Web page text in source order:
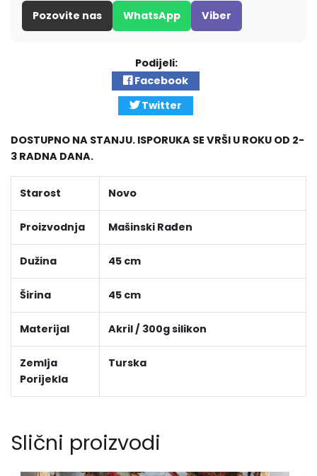
Pozovite nas WhatsApp Viber
Podijeli:
Facebook
Twitter
DOSTUPNO NA STANJU. ISPORUKA SE VRŠI U ROKU OD 2-
3 RADNA DANA.
Starost Novo
Proizvodnja Mašinski Rađen
Dužina 45 cm
Širina 45 cm
Materijal Akril / 300g silikon
Zemlja
Porijekla
Turska
Slični proizvodi